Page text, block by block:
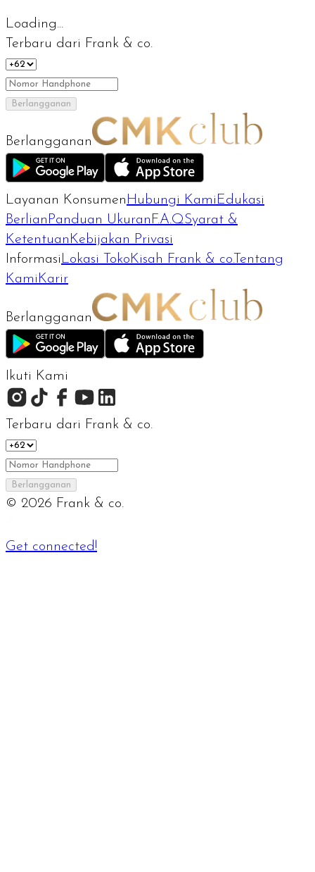
Loading...
Terbaru dari Frank & co.
Berlangganan
Berlangganan
Layanan Konsumen Hubungi Kami Edukasi
Berlian Panduan Ukuran F.A.QSyarat &
Ketentuan Kebijakan Privasi
Informasi Lokasi Toko Kisah Frank & co.Tentang
Kami Karir
Berlangganan
Ikuti Kami
Terbaru dari Frank & co.
Berlangganan
© 2026 Frank & co.
Get connected!